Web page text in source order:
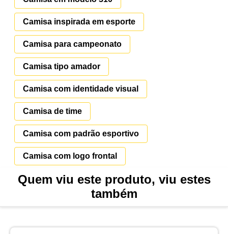
Camisa inspirada em esporte
Camisa para campeonato
Camisa tipo amador
Camisa com identidade visual
Camisa de time
Camisa com padrão esportivo
Camisa com logo frontal
Quem viu este produto, viu estes
também